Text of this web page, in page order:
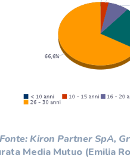
Fonte: Kiron Partner SpA,
Media Mutuo (Emilia